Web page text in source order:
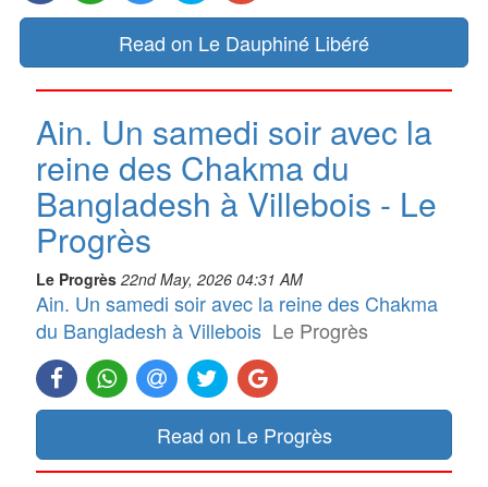
Read on Le Dauphiné Libéré
Ain. Un samedi soir avec la
reine des Chakma du
Bangladesh à Villebois - Le
Progrès
Le Progrès 22nd May, 2026 04:31 AM
Ain. Un samedi soir avec la reine des Chakma
du Bangladesh à Villebois Le Progrès
Read on Le Progrès